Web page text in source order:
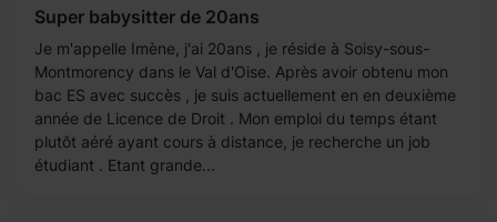
Super babysitter de 20ans
Je m'appelle Imène, j'ai 20ans , je réside à Soisy-sous-
Montmorency dans le Val d'Oise. Après avoir obtenu mon
bac ES avec succès , je suis actuellement en en deuxième
année de Licence de Droit . Mon emploi du temps étant
plutôt aéré ayant cours à distance, je recherche un job
étudiant . Etant grande...